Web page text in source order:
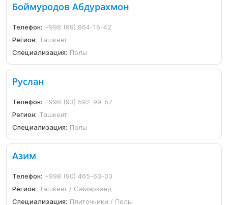
Боймуродов Абдурахмон
Телефон: +998 (99) 864-16-42
Регион: Ташкент
Специализация: Полы
Руслан
Телефон: +998 (93) 592-99-57
Регион: Ташкент
Специализация: Полы
Азим
Телефон: +998 (90) 465-63-03
Регион: Ташкент / Самарканд
Специализация: Плиточники / Полы